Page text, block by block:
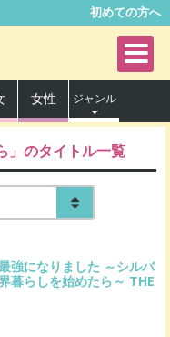
初めての方へ
女性 ジャンル
」のタイトル一覧
強になりました ～シルバ
暮らしを始めたら～ THE